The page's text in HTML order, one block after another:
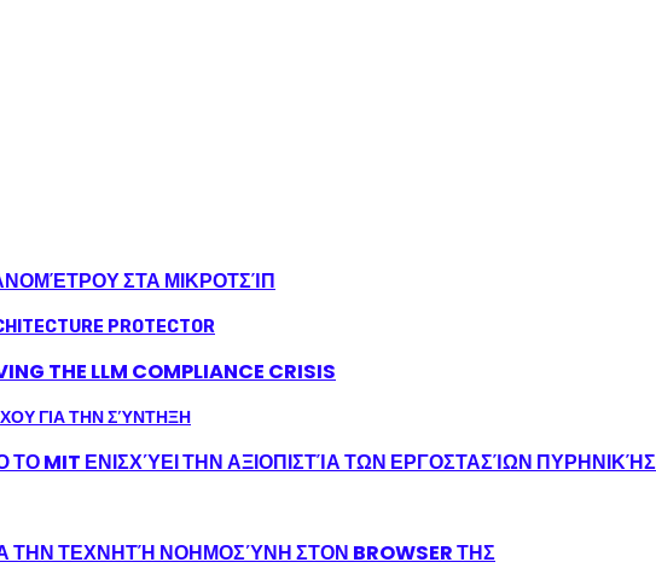
ΣΤΑ ΜΙΚΡΟΤΣΊΠ
THE LLM COMPLIANCE CRISIS
MIT ΕΝΙΣΧΎΕΙ ΤΗΝ ΑΞΙΟΠΙΣΤΊΑ ΤΩΝ ΕΡΓΟΣΤΑΣΊΩΝ
ΤΗΝ ΤΕΧΝΗΤΉ ΝΟΗΜΟΣΎΝΗ ΣΤΟΝ BROWSER ΤΗΣ